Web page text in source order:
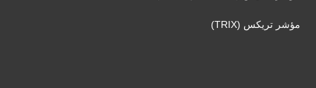
مؤشر تريكس (TRIX)